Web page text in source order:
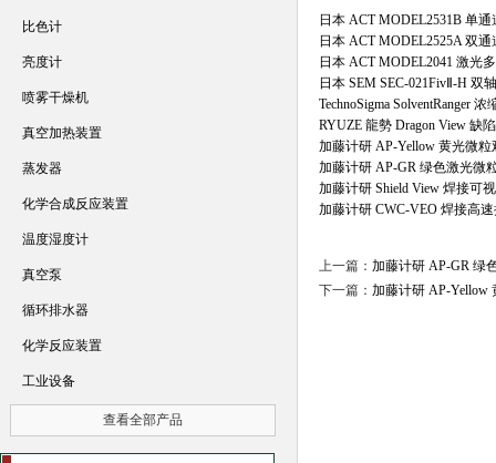
日本 ACT MODEL2531B 单
日本 ACT MODEL2525A 双
日本 ACT MODEL2041 激光
日本 SEM SEC-021FivⅡ-H 双
TechnoSigma SolventRanger
RYUZE 龍勢 Dragon View 缺
加藤计研 AP-Yellow 黄光微粒
加藤计研 AP-GR 绿色激光微
加藤计研 Shield View 焊接可
加藤计研 CWC-VEO 焊接高
上一篇： 加藤计研 AP-GR 绿
下一篇： 加藤计研 AP-Yellow
比色计
亮度计
喷雾干燥机
真空加热装置
蒸发器
化学合成反应装置
温度湿度计
真空泵
循环排水器
化学反应装置
工业设备
查看全部产品